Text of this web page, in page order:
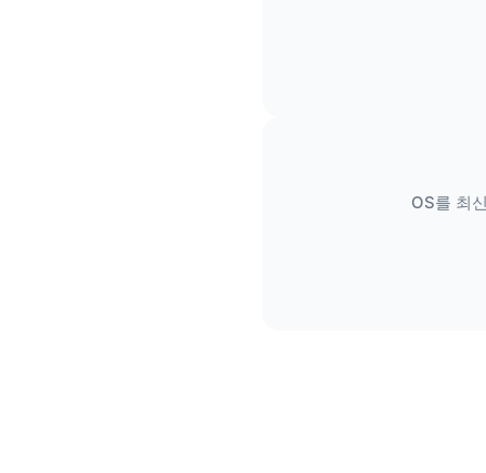
OS를 최